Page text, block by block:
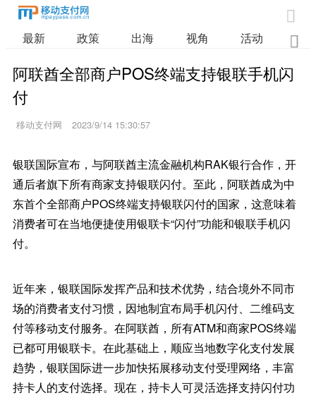

最新 政策 出海 视角 活动 业

阿联酋全部商户POS终端支持银联手机闪
付
移动支付网 2023/9/14 15:30:57
银联国际宣布，与阿联酋主流金融机构RAK银行合作，开
通后者旗下所有商家支持银联闪付。至此，阿联酋成为中
东首个全部商户POS终端支持银联闪付的国家，这意味着
消费者可在当地便捷使用银联卡“闪付”功能和银联手机闪
付。
近年来，银联国际发挥产品和技术优势，结合境外不同市
场的消费者支付习惯，因地制宜布局手机闪付、二维码支
付等移动支付服务。在阿联酋，所有ATM和商家POS终端
已都可用银联卡。在此基础上，顺应当地数字化支付发展
趋势，银联国际进一步加快拓展移动支付受理网络，丰富
持卡人的支付选择。现在，持卡人可灵活选择支持闪付功